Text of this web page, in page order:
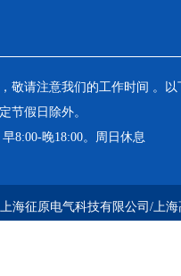
敬请注意我们的工作时间 。以
节假日除外。
8:00-晚18:00。周日休息
海征原电气科技有限公司/上